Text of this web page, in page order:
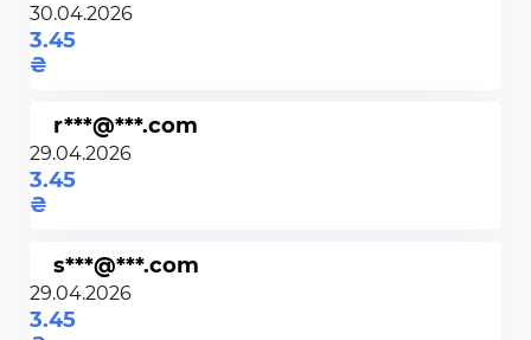
30.04.2026
3.45
r***@***.com
29.04.2026
3.45
s***@***.com
29.04.2026
3.45